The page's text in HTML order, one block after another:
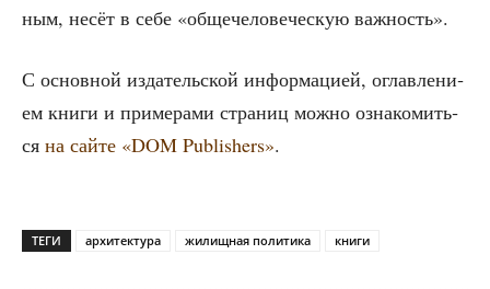
ным, несёт в себе «обще­че­ло­ве­че­скую важность».
С основ­ной изда­тель­ской инфор­ма­ци­ей, оглав­ле­ни­
ем кни­ги и при­ме­ра­ми стра­ниц мож­но озна­ко­мить­
ся на сай­те «DOM Publishers».
ТЕГИ архитектура жилищная политика книги